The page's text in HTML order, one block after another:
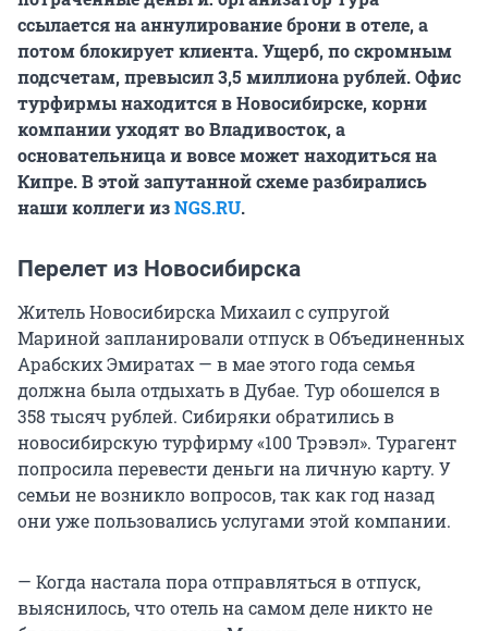
ссылается на аннулирование брони в отеле, а
потом блокирует клиента. Ущерб, по скромным
подсчетам, превысил 3,5 миллиона рублей. Офис
турфирмы находится в Новосибирске, корни
компании уходят во Владивосток, а
основательница и вовсе может находиться на
Кипре. В этой запутанной схеме разбирались
наши коллеги изNGS.RU.
Перелет из Новосибирска
Житель Новосибирска Михаил с супругой
Мариной запланировали отпуск в Объединенных
Арабских Эмиратах — в мае этого года семья
должна была отдыхать в Дубае. Тур обошелся в
358 тысяч рублей. Сибиряки обратились в
новосибирскую турфирму «100 Трэвэл». Турагент
попросила перевести деньги на личную карту. У
семьи не возникло вопросов, так как год назад
они уже пользовались услугами этой компании.
— Когда настала пора отправляться в отпуск,
выяснилось, что отель на самом деле никто не